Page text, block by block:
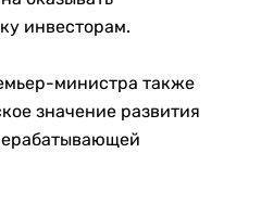
инвесторам.
министра также
значение развития